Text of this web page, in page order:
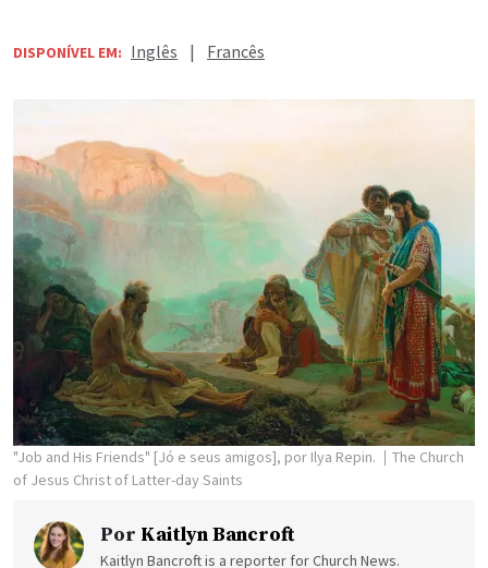
DISPONÍVEL EM: Inglês | Francês
"Job and His Friends" [Jó e seus amigos], por Ilya Repin.
The Church
of Jesus Christ of Latter-day Saints
Por Kaitlyn Bancroft
Kaitlyn Bancroft is a reporter for Church News.